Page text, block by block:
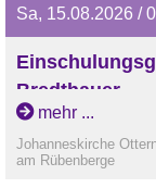
Sa, 15.08.2026 /
Bredthauer
mehr ...
Johanneskirche
am Rübenberge